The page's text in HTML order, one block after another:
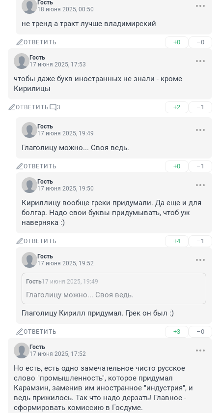
Гость
18 июня 2025, 00:50
не тренд а тракт лучше владимирский
ОТВЕТИТЬ +0 –0
Гость
17 июня 2025, 17:53
чтобы даже букв иностранных не знали - кроме
Кирилицы
ОТВЕТИТЬ 3 +2 –1
Гость
17 июня 2025, 19:49
Глаголицу можно... Своя ведь.
ОТВЕТИТЬ +0 –1
Гость
17 июня 2025, 19:50
Кириллицу вообще греки придумали. Да еще и для
болгар. Надо свои буквы придумывать, чтоб уж
наверняка :)
ОТВЕТИТЬ +4 –1
Гость
17 июня 2025, 19:52
Гость17 июня 2025, 19:49
Глаголицу можно... Своя ведь.
Глаголицу Кирилл придумал. Грек он был :)
ОТВЕТИТЬ +3 –0
Гость
17 июня 2025, 17:52
Но есть, есть одно замечательное чисто русское
слово "промышленность", которое придумал
Карамзин, заменив им иностранное "индустрия", и
ведь прижилось. Так что надо дерзать! Главное -
сформировать комиссию в Госдуме.